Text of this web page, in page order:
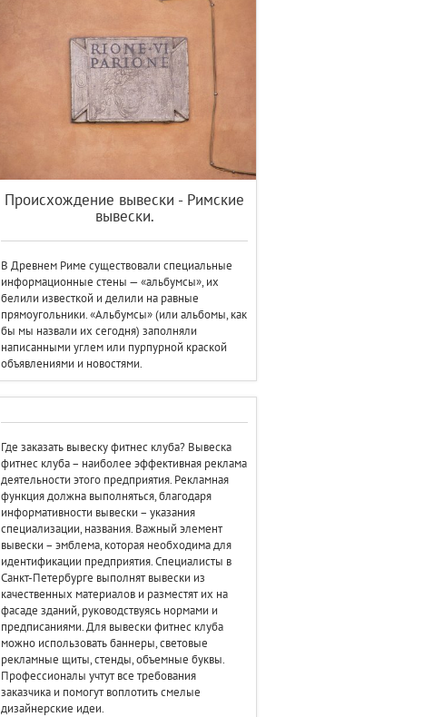
Происхождение вывески - Римские
вывески.
В Древнем Риме существовали специальные
информационные стены — «альбумсы», их
белили известкой и делили на равные
прямоугольники. «Альбумсы» (или альбомы, как
бы мы назвали их сегодня) заполняли
написанными углем или пурпурной краской
объявлениями и новостями.
Где заказать вывеску фитнес клуба? Вывеска
фитнес клуба – наиболее эффективная реклама
деятельности этого предприятия. Рекламная
функция должна выполняться, благодаря
информативности вывески – указания
специализации, названия. Важный элемент
вывески – эмблема, которая необходима для
идентификации предприятия. Специалисты в
Санкт-Петербурге выполнят вывески из
качественных материалов и разместят их на
фасаде зданий, руководствуясь нормами и
предписаниями. Для вывески фитнес клуба
можно использовать баннеры, световые
рекламные щиты, стенды, объемные буквы.
Профессионалы учтут все требования
заказчика и помогут воплотить смелые
дизайнерские идеи.